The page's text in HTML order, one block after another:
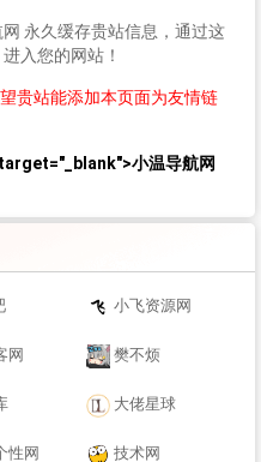
永久缓存贵站信息，通过这
入您的网站！
贵站能添加本页面为友情链
小温导航网
小飞资源网
网 樊不烦
大佬星球
性网 技术网